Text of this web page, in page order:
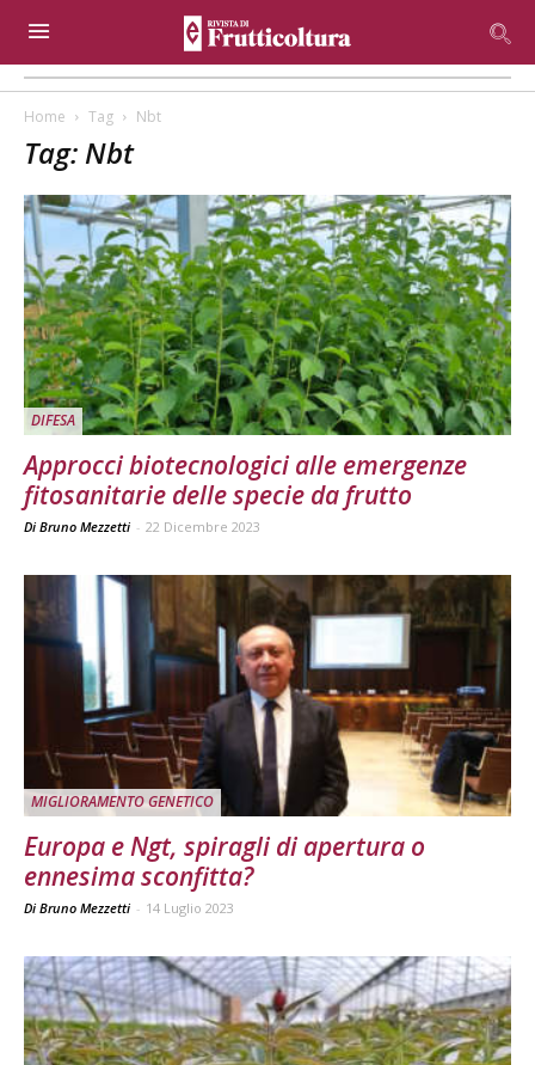
Home Tag Nbt
Tag: Nbt
DIFESA
Approcci biotecnologici alle emergenze
fitosanitarie delle specie da frutto
Di Bruno Mezzetti - 22 Dicembre 2023
MIGLIORAMENTO GENETICO
Europa e Ngt, spiragli di apertura o
ennesima sconfitta?
Di Bruno Mezzetti - 14 Luglio 2023